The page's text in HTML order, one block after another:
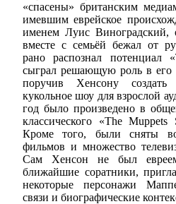
«спасены» британским
имевшим еврейское
именем Луис Виноградский,
вместе с семьёй бежал от
рано распознал потенциал
сыграл решающую роль в его
поручив Хенсону
кукольное шоу для взрослой
год было произведено в
классического «The
Кроме того, были сняты
фильмов и множество
Сам Хенсон не был
ближайшие соратники,
некоторые персонажи
связи и биографические